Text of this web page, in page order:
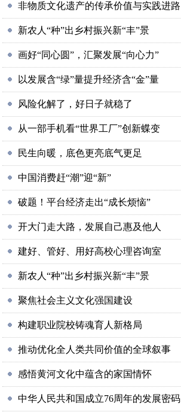
非物质文化遗产的传承价值与实践进路
新农人“种”出乡村振兴新“丰”景
画好“同心圆”，汇聚发展“向心力”
以发展含“绿”量提升经济含“金”量
风险化解了，好日子就稳了
从一部手机看“世界工厂”创新蝶变
民生向暖，底色更亮底气更足
中国消费赶“潮”迎“新”
破题！平台经济走出“成长烦恼”
开大门走大路，发展自己惠及他人
建好、管好、用好高校心理咨询室
新农人“种”出乡村振兴新“丰”景
聚焦社会主义文化强国建设
构建职业院校铸魂育人新格局
推动优化全人类共同价值的全球叙事
感悟黄河文化中蕴含的家国情怀
中华人民共和国成立76周年的发展密码